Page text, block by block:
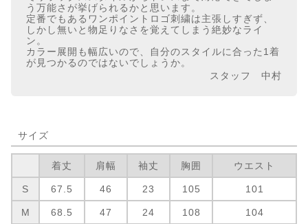
う万能さが挙げられるかと思います。
定番でもあるワンポイントロゴ刺繍は主張しすぎず、
しかし無いと物足りなさを覚えてしまう絶妙なライ
ン。
カラー展開も幅広いので、自分のスタイルに合った1着
が見つかるのではないでしょうか。
スタッフ 中村
サイズ
着丈 肩幅 袖丈 胸囲 ウエスト
S 67.5 46 23 105 101
M 68.5 47 24 108 104